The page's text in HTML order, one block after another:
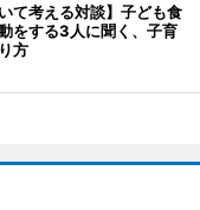
て考える対談】子ども食
をする3人に聞く、子育
方